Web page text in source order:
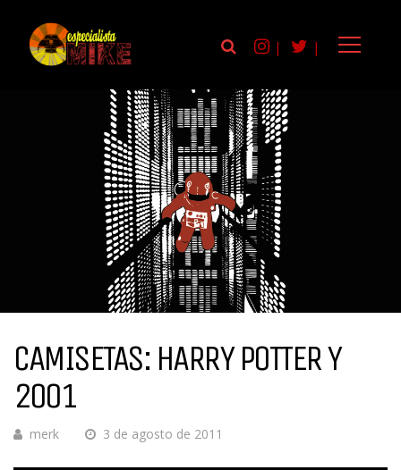
| |
CAMISETAS: HARRY POTTER Y
2001
merk 3 de agosto de 2011